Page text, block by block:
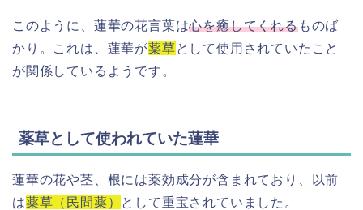
このように、蓮華の花言葉は心を癒してくれるものば
かり。これは、蓮華が薬草として使用されていたこと
が関係しているようです。
薬草として使われていた蓮華
蓮華の花や茎、根には薬効成分が含まれており、以前
は薬草（民間薬） として重宝されていました。